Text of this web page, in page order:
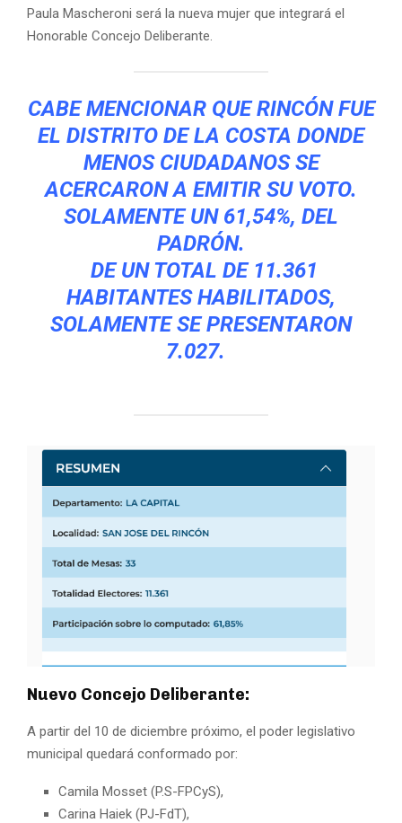
Paula Mascheroni será la nueva mujer que integrará el
Honorable Concejo Deliberante.
CABE MENCIONAR QUE RINCÓN FUE
EL DISTRITO DE LA COSTA DONDE
MENOS CIUDADANOS SE
ACERCARON A EMITIR SU VOTO.
SOLAMENTE UN 61,54%, DEL
PADRÓN.
DE UN TOTAL DE 11.361
HABITANTES HABILITADOS,
SOLAMENTE SE PRESENTARON
7.027.
Nuevo Concejo Deliberante:
A partir del 10 de diciembre próximo, el poder legislativo
municipal quedará conformado por:
Camila Mosset (P.S-FPCyS),
Carina Haiek (PJ-FdT),